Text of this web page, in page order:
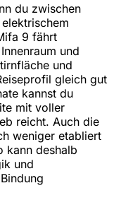
du zwischen
9 fährt
und
und
gleich gut
kannst du
mit voller
reicht. Auch die
weniger etabliert
kann deshalb
und